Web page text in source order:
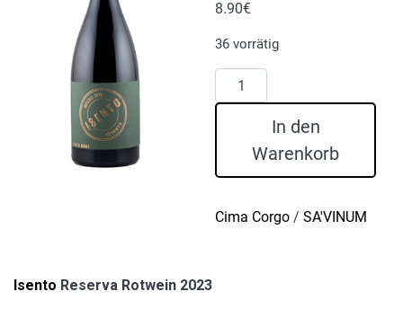
8.90€
36 vorrätig
Isento
Reserva
Menge
In den
Warenkorb
Cima Corgo / SA'VINUM
Isento Reserva Rotwein 2023